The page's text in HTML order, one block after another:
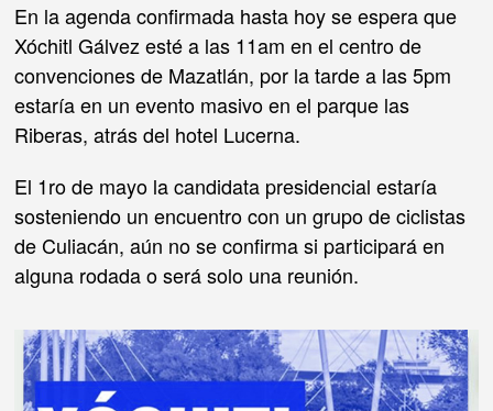
En la agenda confirmada hasta hoy se espera que
Xóchitl Gálvez esté a las 11am en el centro de
convenciones de Mazatlán, por la tarde a las 5pm
estaría en un evento masivo en el parque las
Riberas, atrás del hotel Lucerna.
El 1ro de mayo la candidata presidencial estaría
sosteniendo un encuentro con un grupo de ciclistas
de Culiacán, aún no se confirma si participará en
alguna rodada o será solo una reunión.